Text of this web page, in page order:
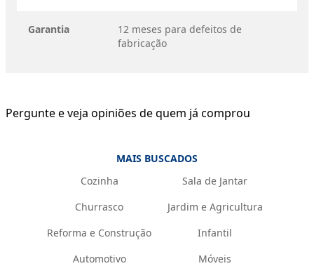
Garantia
12 meses para defeitos de
fabricação
Pergunte e veja opiniões de quem já comprou
MAIS BUSCADOS
Cozinha
Sala de Jantar
Churrasco
Jardim e Agricultura
Reforma e Construção
Infantil
Automotivo
Móveis